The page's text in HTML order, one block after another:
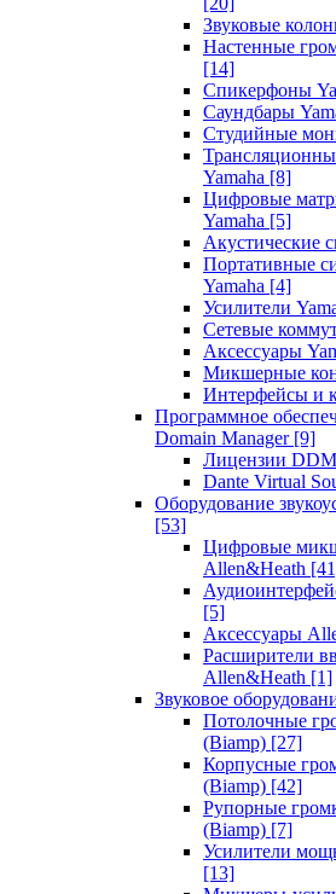
Звуковые
Настенные
[14]
Спикерфоны
Саундбары
Студийные
Yamaha [8]
Цифровые
Yamaha [5]
Акустические
Портативные
Yamaha [4]
Усилители
Сетевые
Аксессуары
Микшерные
Интерфейсы и
Программное
Domain Manager [9]
Лицензии DDM
Dante Virtual
Оборудование
[53]
Цифровые
Allen&Heath
[5]
Аксессуары
Расширители
Allen&Heath [1]
Звуковое
Потолочные
(Biamp) [27]
Корпусные
(Biamp) [42]
Рупорные
(Biamp) [7]
Усилители
[13]